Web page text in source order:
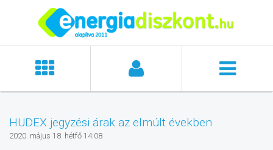
HUDEX jegyzési árak az elmúlt években
2020. május 18. hétfő 14:08